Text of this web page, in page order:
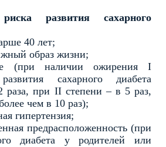
развития сахарного
40 лет;
образ жизни;
(при наличии ожирения I
сахарного диабета
раза, при II степени – в 5 раз,
чем в 10 раз);
гипертензия;
предрасположенность (при
диабета у родителей или